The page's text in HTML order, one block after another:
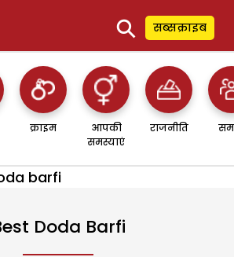
⚲ सब्सक्राइब
क्राइम
आपकी
समस्याएं
राजनीति
barfi
Doda Barfi